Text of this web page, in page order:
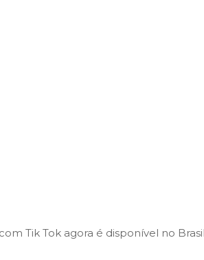
Tik Tok agora é disponível no